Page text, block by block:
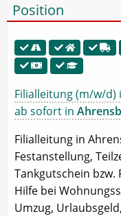
Position
Filialleitung (m/w/d)
ab sofort in
Filialleitung in
Festanstellung,
Tankgutschein bzw.
Hilfe bei
Umzug,